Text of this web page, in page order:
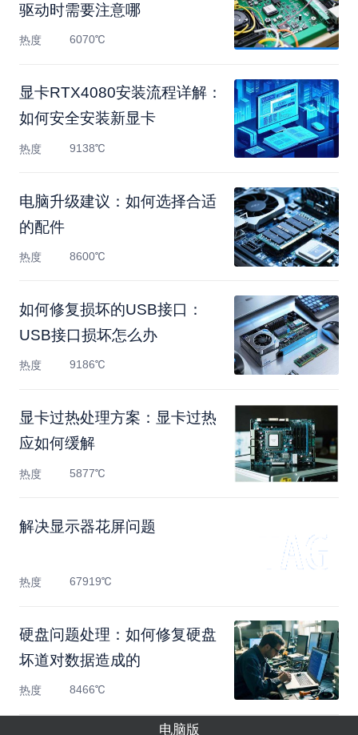
驱动时需要注意哪
热度 6070℃
显卡RTX4080安装流程详解：
如何安全安装新显卡
热度 9138℃
电脑升级建议：如何选择合适
的配件
热度 8600℃
如何修复损坏的USB接口：
USB接口损坏怎么办
热度 9186℃
显卡过热处理方案：显卡过热
应如何缓解
热度 5877℃
解决显示器花屏问题
热度 67919℃
硬盘问题处理：如何修复硬盘
坏道对数据造成的
热度 8466℃
电脑版